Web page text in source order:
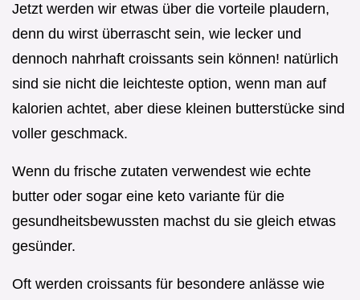
Jetzt werden wir etwas über die vorteile plaudern,
denn du wirst überrascht sein, wie lecker und
dennoch nahrhaft croissants sein können! natürlich
sind sie nicht die leichteste option, wenn man auf
kalorien achtet, aber diese kleinen butterstücke sind
voller geschmack.
Wenn du frische zutaten verwendest wie echte
butter oder sogar eine keto variante für die
gesundheitsbewussten machst du sie gleich etwas
gesünder.
Oft werden croissants für besondere anlässe wie